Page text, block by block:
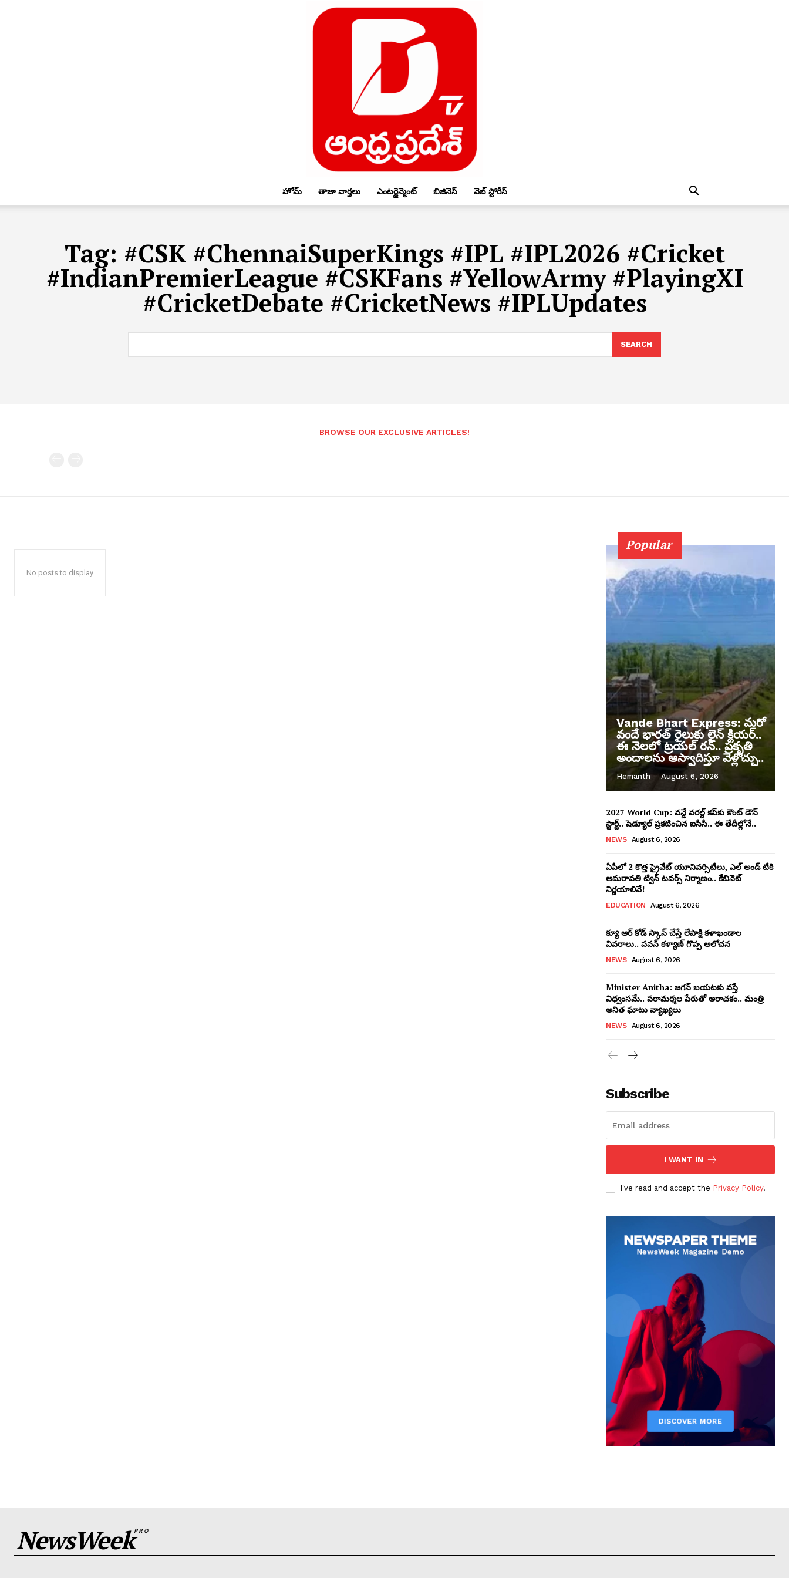
Andhrapradesh
హోమ్ తాజా వార్తలు ఎంటర్టైన్మెంట్ బిజినెస్ వెబ్ స్టోరీస్
Tag: #CSK #ChennaiSuperKings #IPL #IPL2026 #Cricket
#IndianPremierLeague #CSKFans #YellowArmy #PlayingXI
#CricketDebate #CricketNews #IPLUpdates
SEARCH
BROWSE OUR EXCLUSIVE ARTICLES!
No posts to display
Popular
Vande Bhart Express: మరో
వందే భారత్ రైలుకు లైన్ క్లియర్..
ఈ నెలలో ట్రయల్ రన్.. ప్రకృతి
అందాలను ఆస్వాదిస్తూ వెళ్లొచ్చు..
Hemanth - August 6, 2026
2027 World Cup: వన్డే వరల్డ్ కప్‌కు కౌంట్ డౌన్
స్టార్ట్.. షెడ్యూల్ ప్రకటించిన ఐసీసీ.. ఈ తేదీల్లోనే..
NEWS August 6, 2026
ఏపీలో 2 కొత్త ప్రైవేట్‌ యూనివర్సిటీలు, ఎల్ అండ్ టీకి
అమరావతి ట్విన్‌ టవర్స్‌ నిర్మాణం.. కేబినెట్
నిర్ణయాలివే!
EDUCATION August 6, 2026
క్యూ ఆర్ కోడ్ స్కాన్ చేస్తే లేపాక్షి కళాఖండాల
వివరాలు.. పవన్ కళ్యాణ్ గొప్ప ఆలోచన
NEWS August 6, 2026
Minister Anitha: జగన్ బయటకు వస్తే
విధ్వంసమే.. పరామర్శల పేరుతో అరాచకం.. మంత్రి
అనిత ఘాటు వ్యాఖ్యలు
NEWS August 6, 2026
Subscribe
I WANT IN
I've read and accept the Privacy Policy.
NewsWeekPRO